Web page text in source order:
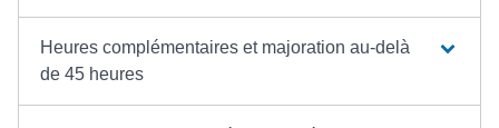
Heures complémentaires et majoration au-delà
de 45 heures